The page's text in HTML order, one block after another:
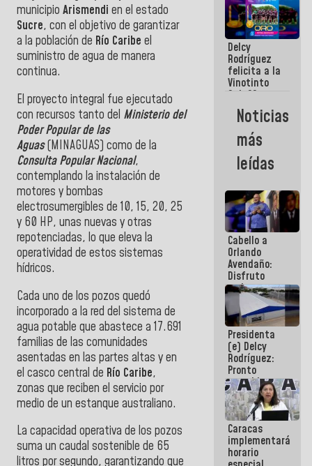
municipio Arismendi en el estado
Sucre, con el objetivo de garantizar
a la población de Río Caribe el
suministro de agua de manera
continua.
El proyecto integral fue ejecutado
con recursos tanto del Ministerio del
Poder Popular de las
Aguas(MINAGUAS) como de la
Consulta Popular Nacional,
contemplando la instalación de
motores y bombas
electrosumergibles de 10, 15, 20, 25
y 60 HP, unas nuevas y otras
repotenciadas, lo que eleva la
operatividad de estos sistemas
hídricos.
Cada uno de los pozos quedó
incorporado a la red del sistema de
agua potable que abastece a 17.691
familias de las comunidades
asentadas en las partes altas y en
el casco central de Río Caribe,
zonas que reciben el servicio por
medio de un estanque australiano.
La capacidad operativa de los pozos
suma un caudal sostenible de 65
litros por segundo, garantizando que
las
operaciones
en el
Aeropuerto
Internacional
de
Maiquetía
Delcy
Rodríguez
felicita a la
Vinotinto
Sub 20
campeona
frente
México Sub
23 en los
Centroamericanos
Noticias
más
leídas
Cabello a
Orlando
Avendaño:
Disfruto
cada vez
que escribes
porque lo
que haces
es
embarrarla
Presidenta
(e) Delcy
Rodríguez:
Pronto
restableceremos
las
operaciones
en el
Aeropuerto
Internacional
de
Caracas
implementará
horario